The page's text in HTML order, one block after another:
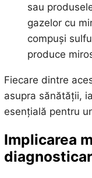
sau
gazelor cu
compuși
produce
Fiecare dintre
asupra sănătății,
esențială pentru
Implicarea